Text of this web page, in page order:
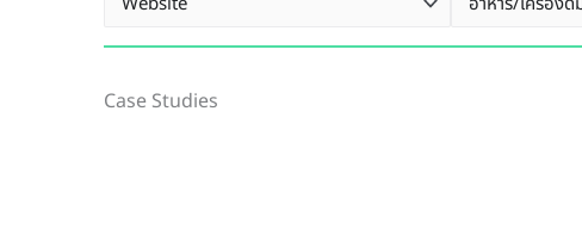
Case Studies